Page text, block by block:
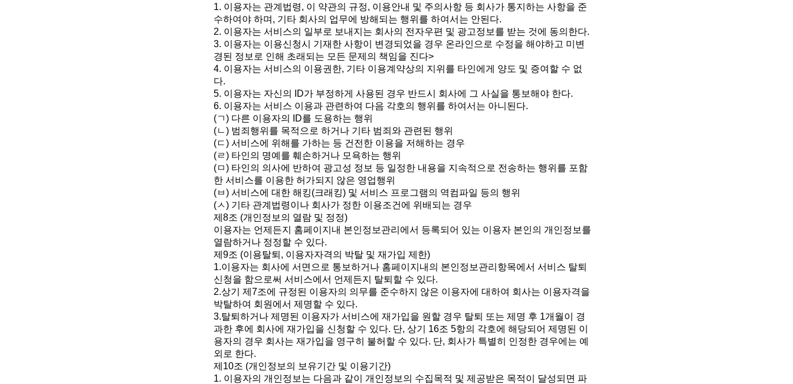
1. 이용자는 관계법령, 이 약관의 규정, 이용안내 및 주의사항 등 회사가 통지하는 사항을 준
수하여야 하며, 기타 회사의 업무에 방해되는 행위를 하여서는 안된다.
2. 이용자는 서비스의 일부로 보내지는 회사의 전자우편 및 광고정보를 받는 것에 동의한다.
3. 이용자는 이용신청시 기재한 사항이 변경되었을 경우 온라인으로 수정을 해야하고 미변
경된 정보로 인해 초래되는 모든 문제의 책임을 진다>
4. 이용자는 서비스의 이용권한, 기타 이용계약상의 지위를 타인에게 양도 및 증여할 수 없
다.
5. 이용자는 자신의 ID가 부정하게 사용된 경우 반드시 회사에 그 사실을 통보해야 한다.
6. 이용자는 서비스 이용과 관련하여 다음 각호의 행위를 하여서는 아니된다.
(ㄱ) 다른 이용자의 ID를 도용하는 행위
(ㄴ) 범죄행위를 목적으로 하거나 기타 범죄와 관련된 행위
(ㄷ) 서비스에 위해를 가하는 등 건전한 이용을 저해하는 경우
(ㄹ) 타인의 명예를 훼손하거나 모욕하는 행위
(ㅁ) 타인의 의사에 반하여 광고성 정보 등 일정한 내용을 지속적으로 전송하는 행위를 포함
한 서비스를 이용한 허가되지 않은 영업행위
(ㅂ) 서비스에 대한 해킹(크래킹) 및 서비스 프로그램의 역컴파일 등의 행위
(ㅅ) 기타 관계법령이나 회사가 정한 이용조건에 위배되는 경우
제8조 (개인정보의 열람 및 정정)
이용자는 언제든지 홈페이지내 본인정보관리에서 등록되어 있는 이용자 본인의 개인정보를
열람하거나 정정할 수 있다.
제9조 (이용탈퇴, 이용자자격의 박탈 및 재가입 제한)
1.이용자는 회사에 서면으로 통보하거나 홈페이지내의 본인정보관리항목에서 서비스 탈퇴
신청을 함으로써 서비스에서 언제든지 탈퇴할 수 있다.
2.상기 제7조에 규정된 이용자의 의무를 준수하지 않은 이용자에 대하여 회사는 이용자격을
박탈하여 회원에서 제명할 수 있다.
3.탈퇴하거나 제명된 이용자가 서비스에 재가입을 원할 경우 탈퇴 또는 제명 후 1개월이 경
과한 후에 회사에 재가입을 신청할 수 있다. 단, 상기 16조 5항의 각호에 해당되어 제명된 이
용자의 경우 회사는 재가입을 영구히 불허할 수 있다. 단, 회사가 특별히 인정한 경우에는 예
외로 한다.
제10조 (개인정보의 보유기간 및 이용기간)
1. 이용자의 개인정보는 다음과 같이 개인정보의 수집목적 및 제공받은 목적이 달성되면 파